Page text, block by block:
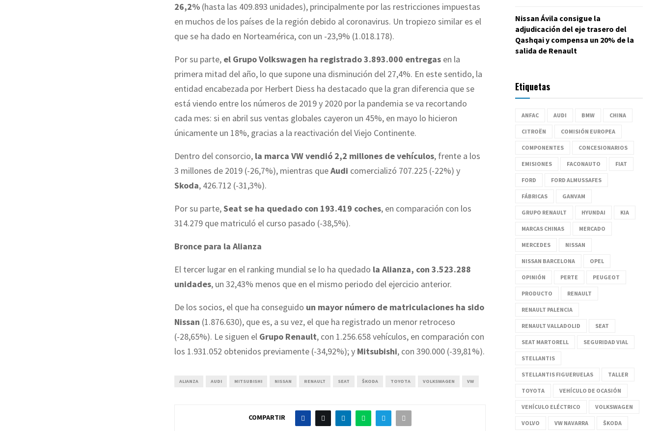
26,2% (hasta las 409.893 unidades), principalmente por las restricciones impuestas
en muchos de los países de la región debido al coronavirus. Un tropiezo similar es el
que se ha dado en Norteamérica, con un -23,9% (1.018.178).
Por su parte, el Grupo Volkswagen ha registrado 3.893.000 entregas en la
primera mitad del año, lo que supone una disminución del 27,4%. En este sentido, la
entidad encabezada por Herbert Diess ha destacado que la gran diferencia que se
está viendo entre los números de 2019 y 2020 por la pandemia se va recortando
cada mes: si en abril sus ventas globales cayeron un 45%, en mayo lo hicieron
únicamente un 18%, gracias a la reactivación del Viejo Continente.
Dentro del consorcio, la marca VW vendió 2,2 millones de vehículos, frente a los
3 millones de 2019 (-26,7%), mientras queAudi comercializó 707.225 (-22%) y
Skoda, 426.712 (-31,3%).
Por su parte,Seat se ha quedado con 193.419 coches, en comparación con los
314.279 que matriculó el curso pasado (-38,5%).
Bronce para la Alianza
El tercer lugar en el ranking mundial se lo ha quedado la Alianza, con 3.523.288
unidades, un 32,43% menos que en el mismo periodo del ejercicio anterior.
De los socios, el que ha conseguido un mayor número de matriculaciones ha sido
Nissan (1.876.630), que es, a su vez, el que ha registrado un menor retroceso
(-28,65%). Le siguen el Grupo Renault, con 1.256.658 vehículos, en comparación con
los 1.931.052 obtenidos previamente (-34,92%); y Mitsubishi, con 390.000 (-39,81%).
ALIANZA AUDI MITSUBISHI NISSAN RENAULT SEAT ŠKODA TOYOTA VOLKSWAGEN VW
COMPARTIR
Nissan Ávila consigue la
adjudicación del eje trasero del
Qashqai y compensa un 20% de la
salida de Renault
Etiquetas
ANFAC AUDI BMW CHINA
CITROËN COMISIÓN EUROPEA
COMPONENTES CONCESIONARIOS
EMISIONES FACONAUTO FIAT
FORD FORD ALMUSSAFES
FÁBRICAS GANVAM
GRUPO RENAULT HYUNDAI KIA
MARCAS CHINAS MERCADO
MERCEDES NISSAN
NISSAN BARCELONA OPEL
OPINIÓN PERTE PEUGEOT
PRODUCTO RENAULT
RENAULT PALENCIA
RENAULT VALLADOLID SEAT
SEAT MARTORELL SEGURIDAD VIAL
STELLANTIS
STELLANTIS FIGUERUELAS TALLER
TOYOTA VEHÍCULO DE OCASIÓN
VEHÍCULO ELÉCTRICO VOLKSWAGEN
VOLVO VW NAVARRA ŠKODA